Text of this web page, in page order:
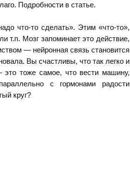
Подробности в статье.
что-то сделать». Этим «что-то»,
т.п. Мозг запоминает это действие,
— нейронная связь становится
Вы счастливы, что так легко и
тоже самое, что вести машину,
с гормонами радости
круг?